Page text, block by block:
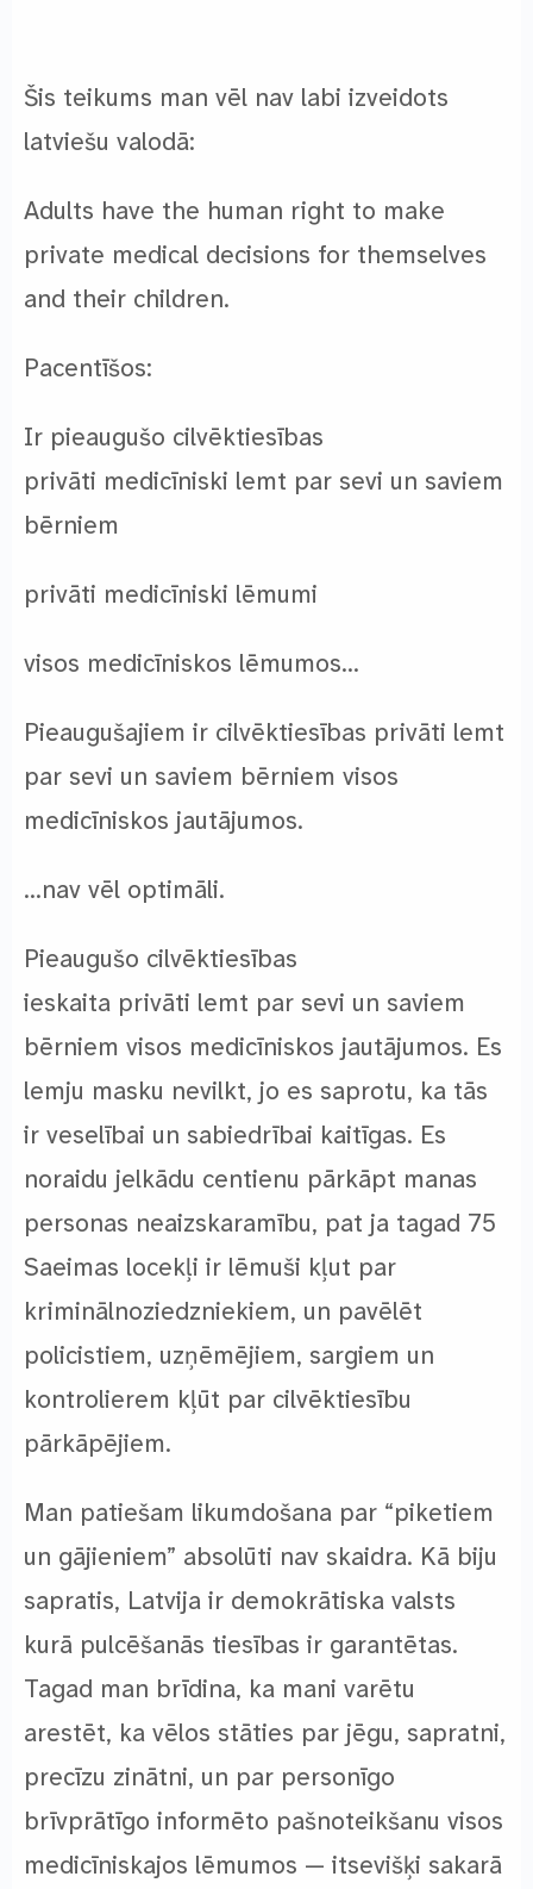
Šis teikums man vēl nav labi izveidots
latviešu valodā:
Adults have the human right to make
private medical decisions for themselves
and their children.
Pacentīšos:
Ir pieaugušo cilvēktiesības
privāti medicīniski lemt par sevi un saviem
bērniem
privāti medicīniski lēmumi
visos medicīniskos lēmumos…
Pieaugušajiem ir cilvēktiesības privāti lemt
par sevi un saviem bērniem visos
medicīniskos jautājumos.
…nav vēl optimāli.
Pieaugušo cilvēktiesības
ieskaita privāti lemt par sevi un saviem
bērniem visos medicīniskos jautājumos. Es
lemju masku nevilkt, jo es saprotu, ka tās
ir veselībai un sabiedrībai kaitīgas. Es
noraidu jelkādu centienu pārkāpt manas
personas neaizskaramību, pat ja tagad 75
Saeimas locekļi ir lēmuši kļut par
kriminālnoziedzniekiem, un pavēlēt
policistiem, uzņēmējiem, sargiem un
kontrolierem kļūt par cilvēktiesību
pārkāpējiem.
Man patiešam likumdošana par “piketiem
un gājieniem” absolūti nav skaidra. Kā biju
sapratis, Latvija ir demokrātiska valsts
kurā pulcēšanās tiesības ir garantētas.
Tagad man brīdina, ka mani varētu
arestēt, ka vēlos stāties par jēgu, sapratni,
precīzu zinātni, un par personīgo
brīvprātīgo informēto pašnoteikšanu visos
medicīniskajos lēmumos — itsevišķi sakarā